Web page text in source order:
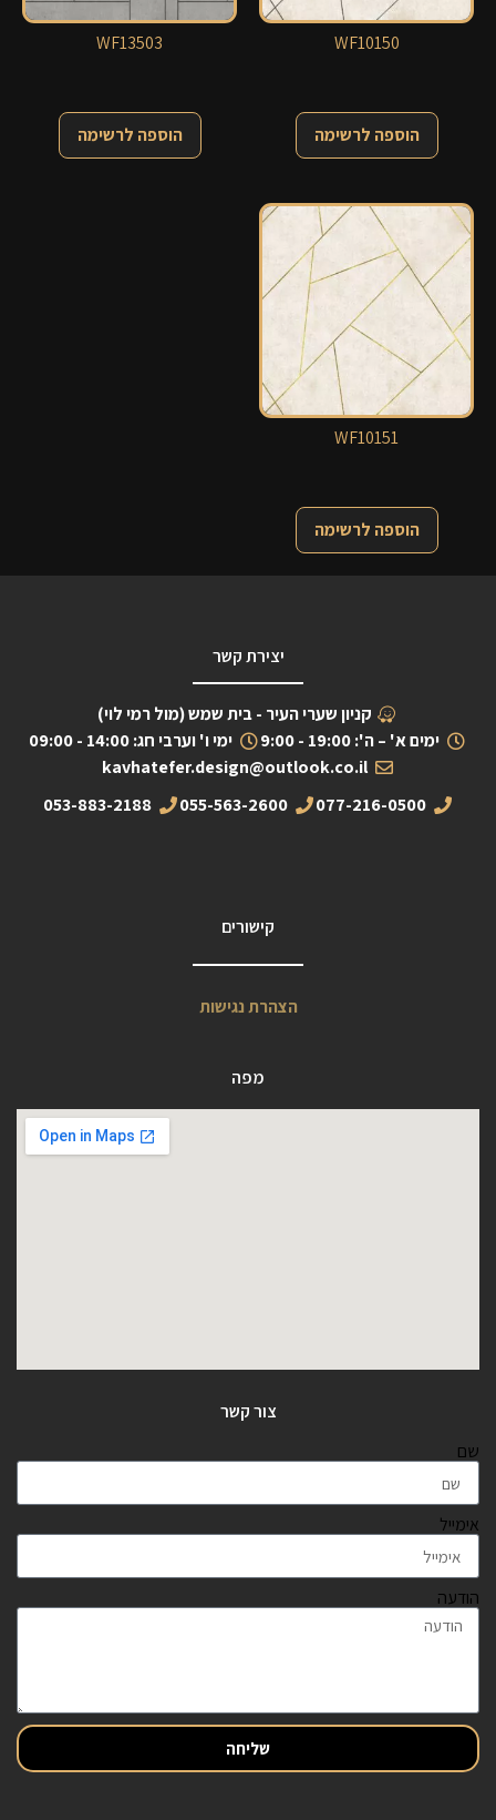
WF10150
הוספה לרשימה
WF13503
הוספה לרשימה
WF10151
הוספה לרשימה
יצירת קשר
קניון שערי העיר - בית שמש (מול רמי לוי)
ימים א' – ה': 19:00 - 9:00
ימי ו' וערבי חג: 14:00 - 09:00
kavhatefer.design@outlook.co.il
077-216-0500
055-563-2600
053-883-2188
קישורים
הצהרת נגישות
מפה
צור קשר
שם
אימייל
הודעה
שליחה